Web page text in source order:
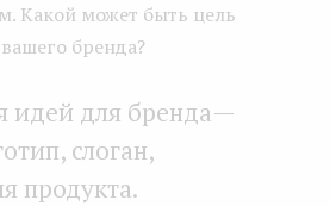
Какой может быть цель
бренда?
идей для бренда —
слоган,
продукта.